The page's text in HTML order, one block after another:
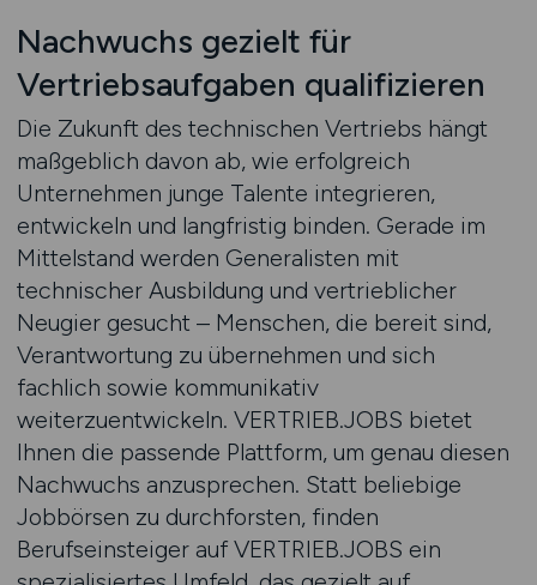
Nachwuchs gezielt für
Vertriebsaufgaben qualifizieren
Die Zukunft des technischen Vertriebs hängt
maßgeblich davon ab, wie erfolgreich
Unternehmen junge Talente integrieren,
entwickeln und langfristig binden. Gerade im
Mittelstand werden Generalisten mit
technischer Ausbildung und vertrieblicher
Neugier gesucht – Menschen, die bereit sind,
Verantwortung zu übernehmen und sich
fachlich sowie kommunikativ
weiterzuentwickeln. VERTRIEB.JOBS bietet
Ihnen die passende Plattform, um genau diesen
Nachwuchs anzusprechen. Statt beliebige
Jobbörsen zu durchforsten, finden
Berufseinsteiger auf VERTRIEB.JOBS ein